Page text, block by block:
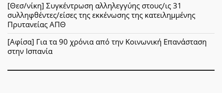
[Θεσ/νίκη] Συγκέντρωση αλληλεγγύης στους/ις 31
συλληφθέντες/είσες της εκκένωσης της κατειλημμένης
Πρυτανείας ΑΠΘ
[Αφίσα] Για τα 90 χρόνια από την Κοινωνική Επανάσταση
στην Ισπανία